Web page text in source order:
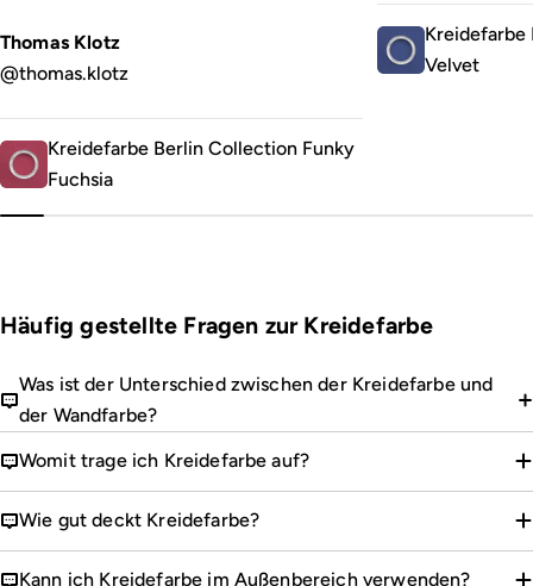
Thomas Klotz
@thomas.klotz
Kreidefarbe Berlin Collection Funky
Fuchsia
Kreidefarbe
Velvet
Häufig gestellte Fragen zur Kreidefarbe
Was ist der Unterschied zwischen der Kreidefarbe und
der Wandfarbe?
Womit trage ich Kreidefarbe auf?
Wie gut deckt Kreidefarbe?
Kann ich Kreidefarbe im Außenbereich verwenden?